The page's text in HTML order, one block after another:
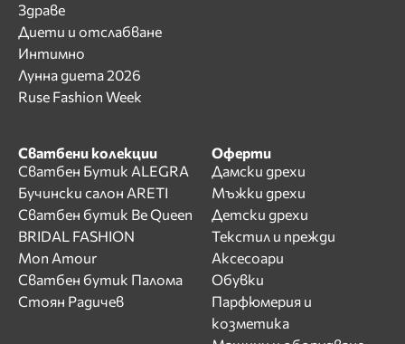
Здраве
Диети и отслабване
Интимно
Лунна диета 2026
Ruse Fashion Week
Сватбени колекции
Сватбен Бутик ALEGRA
Бучински салон ARETI
Сватбен бутик Be Queen
BRIDAL FASHION
Mon Amour
Сватбен бутик Палома
Стоян Радичев
Оферти
Дамски дрехи
Мъжки дрехи
Детски дрехи
Текстил и прежди
Аксесоари
Обувки
Парфюмерия и
козметика